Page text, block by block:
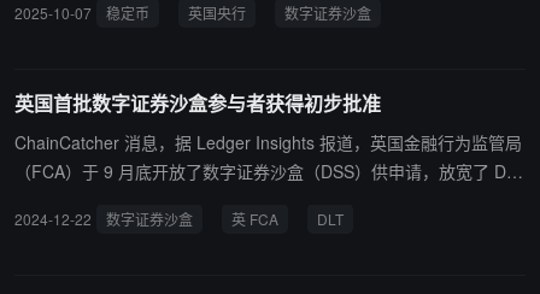
业在“数字证券沙盒”中使用稳定币作为结算资产。此前有报道称，多
2025-10-07 稳定币 英国央行 数字证券沙盒
英国首批数字证券沙盒参与者获得初步批准
ChainCatcher 消息，据 Ledger Insights 报道，英国金融行为监管局
（FCA）于 9 月底开放了数字证券沙盒（DSS）供申请，放宽了 DLT
期）中央证券存管处（CSD）Montis（由 Archax 拥有）和 ClearTok
2024-12-22 数字证券沙盒 英 FCA DLT